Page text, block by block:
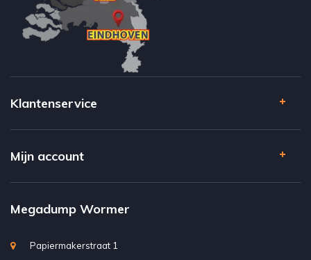
Klantenservice
Mijn account
Megadump Wormer
Papiermakerstraat 1